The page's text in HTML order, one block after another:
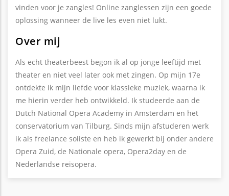
vinden voor je zangles! Online zanglessen zijn een goede
oplossing wanneer de live les even niet lukt.
Over mij
Als echt theaterbeest begon ik al op jonge leeftijd met
theater en niet veel later ook met zingen. Op mijn 17e
ontdekte ik mijn liefde voor klassieke muziek, waarna ik
me hierin verder heb ontwikkeld. Ik studeerde aan de
Dutch National Opera Academy in Amsterdam en het
conservatorium van Tilburg. Sinds mijn afstuderen werk
ik als freelance soliste en heb ik gewerkt bij onder andere
Opera Zuid, de Nationale opera, Opera2day en de
Nederlandse reisopera.